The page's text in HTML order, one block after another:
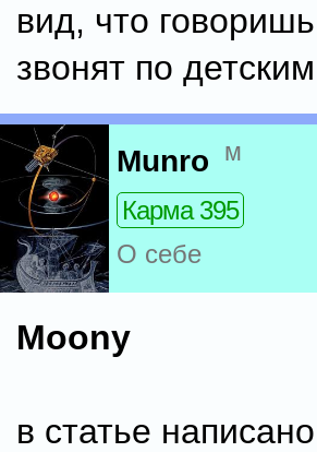
вид, что
звонят по
Munro м
Карма 395
О себе
Moony
в статье